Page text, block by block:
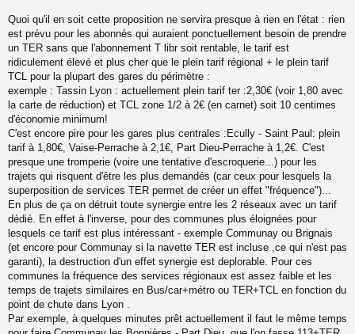
u
Quoi qu'il en soit cette proposition ne servira presque à rien en l'état : rien
est prévu pour les abonnés qui auraient ponctuellement besoin de prendre
un TER sans que l'abonnement T libr soit rentable, le tarif est
ridiculement élevé et plus cher que le plein tarif régional + le plein tarif
TCL pour la plupart des gares du périmètre :
exemple : Tassin Lyon : actuellement plein tarif ter :2,30€ (voir 1,80 avec
la carte de réduction) et TCL zone 1/2 à 2€ (en carnet) soit 10 centimes
d'économie minimum!
C'est encore pire pour les gares plus centrales :Ecully - Saint Paul: plein
tarif à 1,80€, Vaise-Perrache à 2,1€, Part Dieu-Perrache à 1,2€. C'est
presque une tromperie (voire une tentative d'escroquerie...) pour les
trajets qui risquent d'être les plus demandés (car ceux pour lesquels la
superposition de services TER permet de créer un effet "fréquence")...
En plus de ça on détruit toute synergie entre les 2 réseaux avec un tarif
dédié. En effet à l'inverse, pour des communes plus éloignées pour
lesquels ce tarif est plus intéressant - exemple Communay ou Brignais
(et encore pour Communay si la navette TER est incluse ,ce qui n'est pas
garanti), la destruction d'un effet synergie est deplorable. Pour ces
communes la fréquence des services régionaux est assez faible et les
temps de trajets similaires en Bus/car+métro ou TER+TCL en fonction du
point de chute dans Lyon .
Par exemple, à quelques minutes prêt actuellement il faut le même temps